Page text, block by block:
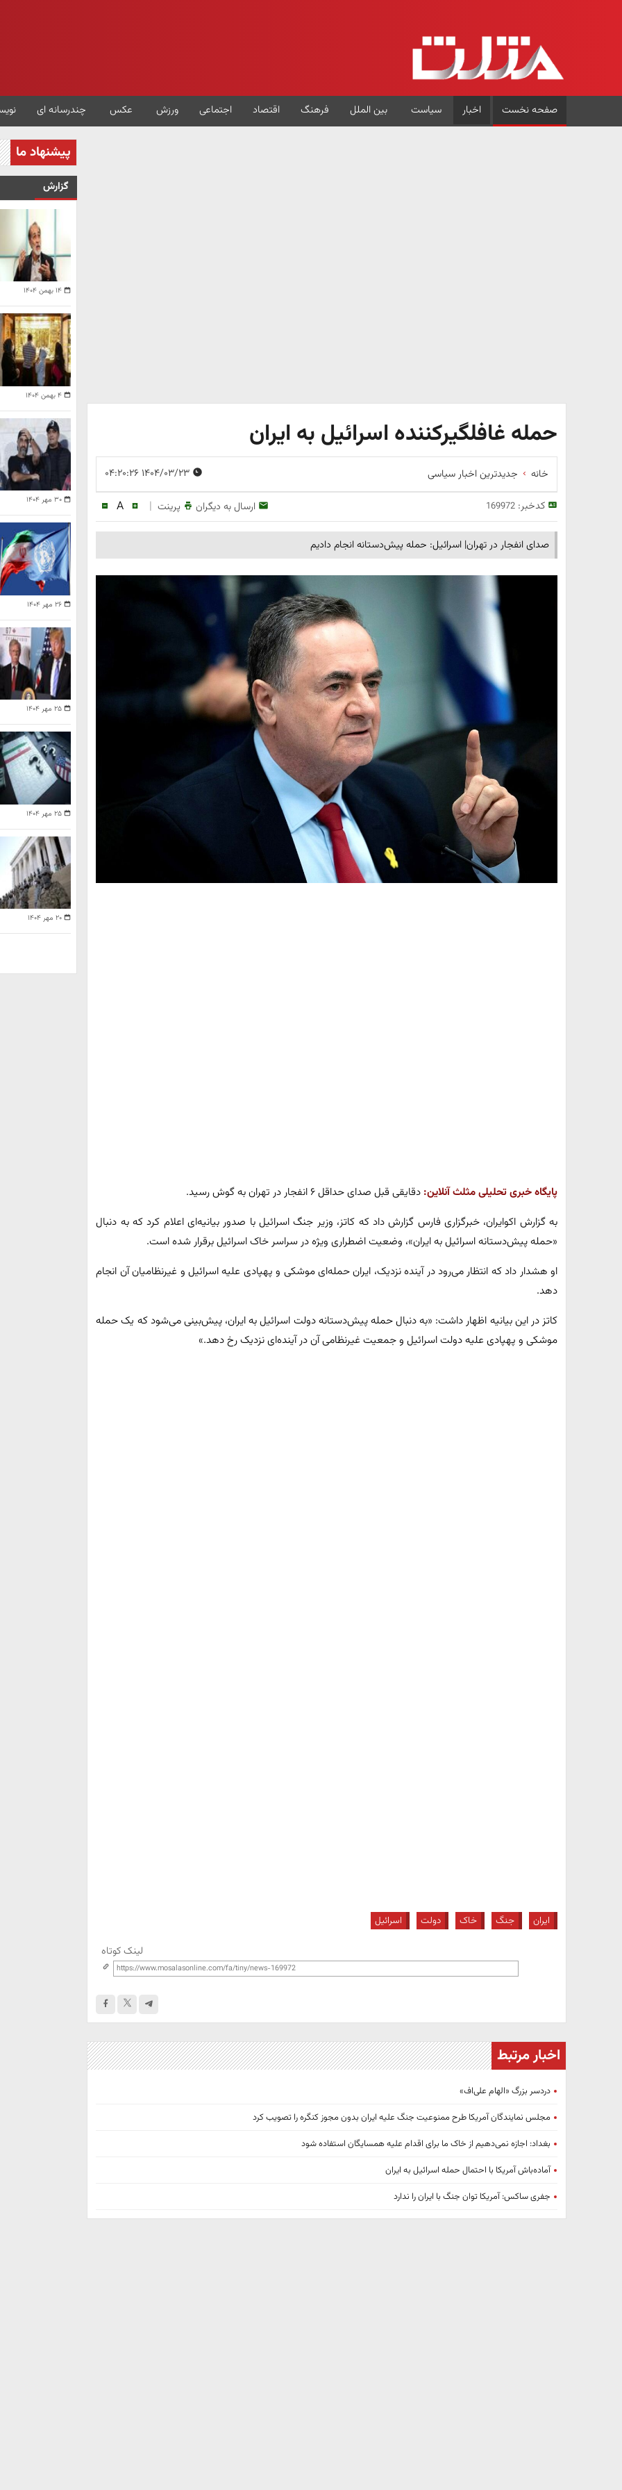
صفحه نخست اخبار سیاست بین الملل فرهنگ اقتصاد اجتماعی ورزش عکس چندرسانه ای
حمله غافلگیرکننده اسرائیل به ایران
خانه جدیدترین اخبار سیاسی
کدخبر:169972 ارسال به دیگران پرینت |
A
صدای انفجار در تهران| اسرائیل: حمله پیش‌دستانه انجام دادیم
پایگاه خبری تحلیلی مثلث آنلاین: دقایقی قبل صدای حداقل ۶ انفجار در تهران به گوش رسید.
‌به گزارش اکوایران، خبرگزاری فارس گزارش داد که کاتز، وزیر جنگ اسرائیل با صدور بیانیه‌ای اعلام کرد که به دنبال
«حمله پیش‌دستانه اسرائیل به ایران»، وضعیت اضطراری ویژه در سراسر خاک اسرائیل برقرار شده است.
او هشدار داد که انتظار می‌رود در آینده نزدیک، ایران حمله‌ای موشکی و پهپادی علیه اسرائیل و غیرنظامیان آن انجام
دهد.
کاتز در این بیانیه اظهار داشت: «به دنبال حمله پیش‌دستانه دولت اسرائیل به ایران، پیش‌بینی می‌شود که یک حمله
موشکی و پهپادی علیه دولت اسرائیل و جمعیت غیرنظامی آن در آینده‌ای نزدیک رخ دهد.»
ایران جنگ خاک دولت اسرائیل
لینک کوتاه
اخبار مرتبط
دردسر بزرگ «الهام علی‌اف»
مجلس نمایندگان آمریکا طرح ممنوعیت جنگ علیه ایران بدون مجوز کنگره را تصویب کرد
بغداد: اجازه نمی‌دهیم از خاک ما برای اقدام علیه همسایگان استفاده شود
آماده‌باش آمریکا با احتمال حمله اسرائیل به ایران
جفری ساکس: آمریکا توان جنگ با ایران را ندارد
پیشنهاد ما
گزارش
۱۴ بهمن ۱۴۰۴
۴ بهمن ۱۴۰۴
۳۰ مهر ۱۴۰۴
۲۶ مهر ۱۴۰۴
۲۵ مهر ۱۴۰۴
۲۵ مهر ۱۴۰۴
۲۰ مهر ۱۴۰۴